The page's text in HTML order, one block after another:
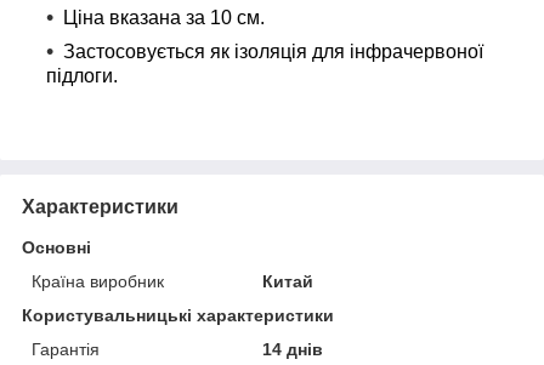
Ціна вказана за 10 см.
Застосовується як ізоляція для інфрачервоної
підлоги.
Характеристики
Основні
Країна виробник
Китай
Користувальницькі характеристики
Гарантія
14 днів